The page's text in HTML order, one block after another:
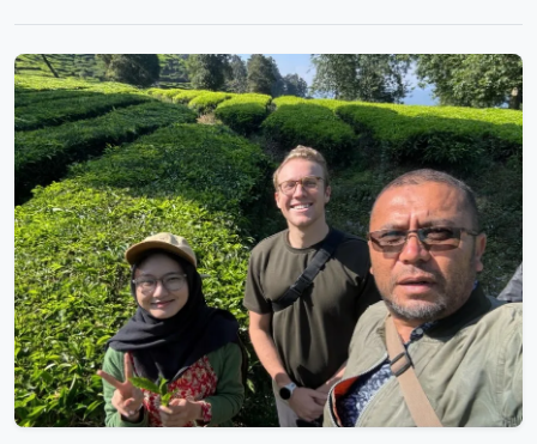
HUMANIORA 20:06:37 WIB, 07 Agu 2026